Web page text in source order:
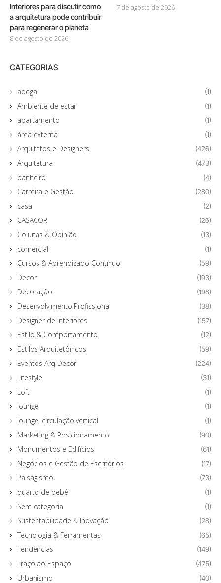
Interiores para discutir como
a arquitetura pode contribuir
para regenerar o planeta
8 de agosto de 2026
7 de agosto de 2026
CATEGORIAS
adega (1)
Ambiente de estar (1)
apartamento (1)
área externa (1)
Arquitetos e Designers (426)
Arquitetura (473)
banheiro (4)
Carreira e Gestão (280)
casa (2)
CASACOR (26)
Colunas & Opinião (13)
comercial (1)
Cursos & Aprendizado Contínuo (59)
Decor (193)
Decoração (198)
Desenvolvimento Profissional (38)
Designer de Interiores (157)
Estilo & Comportamento (12)
Estilos Arquitetônicos (59)
Eventos Arq Decor (224)
Lifestyle (31)
Loft (1)
lounge (1)
lounge, circulação vertical (1)
Marketing & Posicionamento (90)
Monumentos e Edifícios (61)
Negócios e Gestão de Escritórios (17)
Paisagismo (73)
quarto de bebê (1)
Sem categoria (1)
Sustentabilidade & Inovação (28)
Tecnologia & Ferramentas (65)
Tendências (149)
Traço ao Espaço (475)
Urbanismo (40)